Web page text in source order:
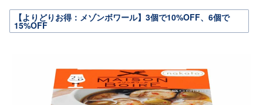
【よりどりお得：メゾンボワール】3個で10%OFF、6個で
15%OFF